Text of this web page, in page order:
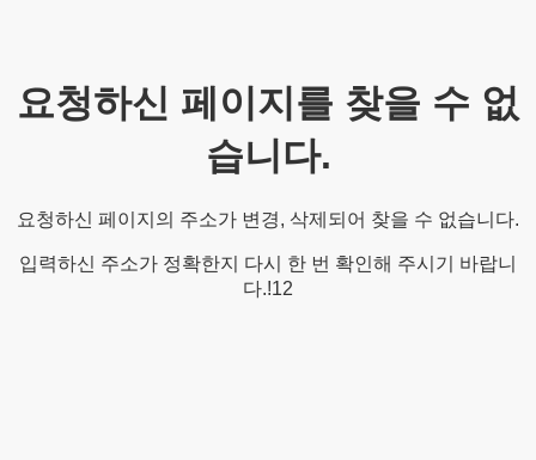
요청하신 페이지를 찾을 수 없
습니다.
요청하신 페이지의 주소가 변경, 삭제되어 찾을 수 없습니다.
입력하신 주소가 정확한지 다시 한 번 확인해 주시기 바랍니
다.!12